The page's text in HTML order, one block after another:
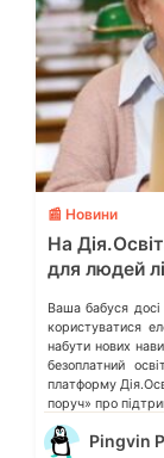
📰 Новини
На
для людей
Ваша бабуся
користуватися
набути нових
безоплатний
платформу
поруч» про
віку навчатимуть,
Pingvin